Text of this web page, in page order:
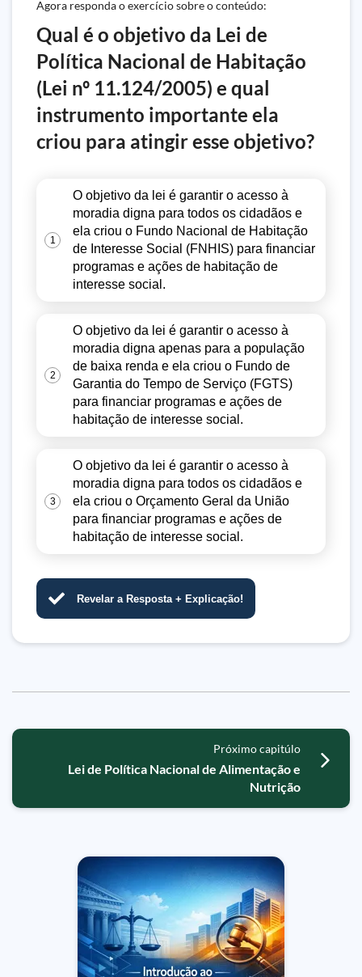
Agora responda o exercício sobre o conteúdo:
Qual é o objetivo da Lei de
Política Nacional de Habitação
(Lei nº 11.124/2005) e qual
instrumento importante ela
criou para atingir esse objetivo?
1
O objetivo da lei é garantir o acesso à
moradia digna para todos os cidadãos e
ela criou o Fundo Nacional de Habitação
de Interesse Social (FNHIS) para financiar
programas e ações de habitação de
interesse social.
2
O objetivo da lei é garantir o acesso à
moradia digna apenas para a população
de baixa renda e ela criou o Fundo de
Garantia do Tempo de Serviço (FGTS)
para financiar programas e ações de
habitação de interesse social.
3
O objetivo da lei é garantir o acesso à
moradia digna para todos os cidadãos e
ela criou o Orçamento Geral da União
para financiar programas e ações de
habitação de interesse social.
Revelar a Resposta + Explicação!
Próximo capitúlo
Lei de Política Nacional de Alimentação e
Nutrição